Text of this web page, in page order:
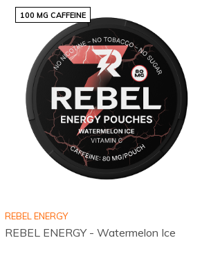
100 MG CAFFEINE
REBEL ENERGY
REBEL ENERGY - Watermelon Ice